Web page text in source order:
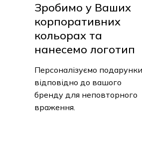
Зробимо у Ваших
корпоративних
кольорах та
нанесемо логотип
Персоналізуємо подарунки
відповідно до вашого
бренду для неповторного
враження.